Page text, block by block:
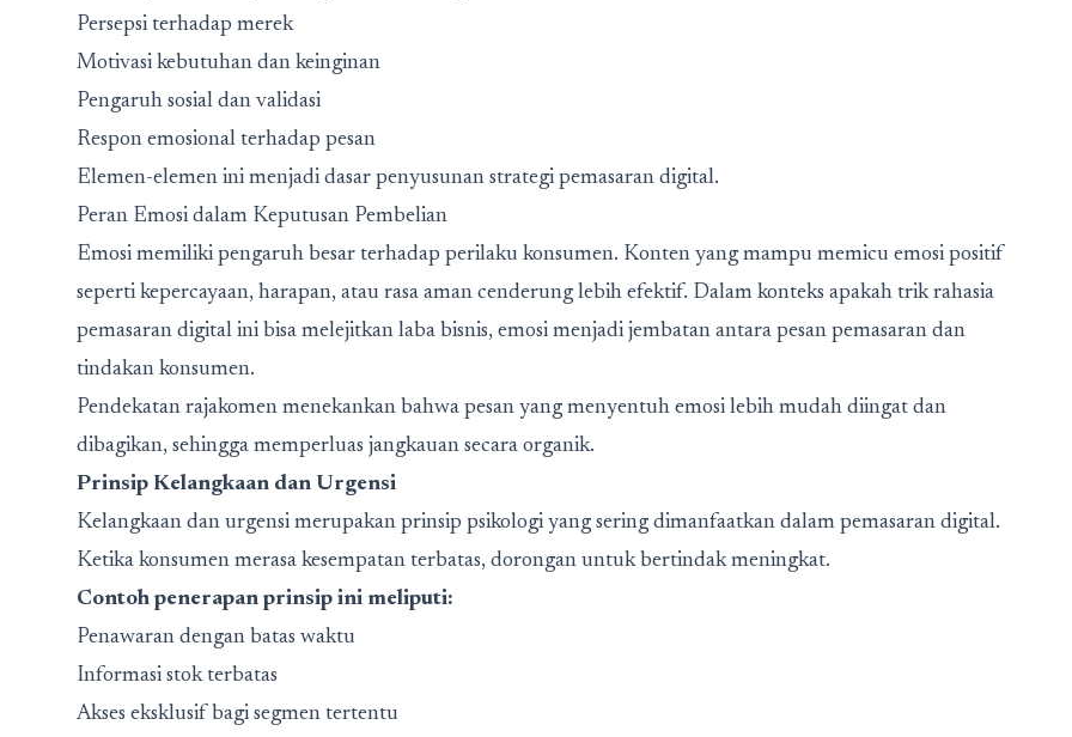
Persepsi terhadap merek
Motivasi kebutuhan dan keinginan
Pengaruh sosial dan validasi
Respon emosional terhadap pesan
Elemen-elemen ini menjadi dasar penyusunan strategi pemasaran digital.
Peran Emosi dalam Keputusan Pembelian
Emosi memiliki pengaruh besar terhadap perilaku konsumen. Konten yang mampu memicu emosi positif
seperti kepercayaan, harapan, atau rasa aman cenderung lebih efektif. Dalam konteks apakah trik rahasia
pemasaran digital ini bisa melejitkan laba bisnis, emosi menjadi jembatan antara pesan pemasaran dan
tindakan konsumen.
Pendekatan rajakomen menekankan bahwa pesan yang menyentuh emosi lebih mudah diingat dan
dibagikan, sehingga memperluas jangkauan secara organik.
Prinsip Kelangkaan dan Urgensi
Kelangkaan dan urgensi merupakan prinsip psikologi yang sering dimanfaatkan dalam pemasaran digital.
Ketika konsumen merasa kesempatan terbatas, dorongan untuk bertindak meningkat.
Contoh penerapan prinsip ini meliputi:
Penawaran dengan batas waktu
Informasi stok terbatas
Akses eksklusif bagi segmen tertentu